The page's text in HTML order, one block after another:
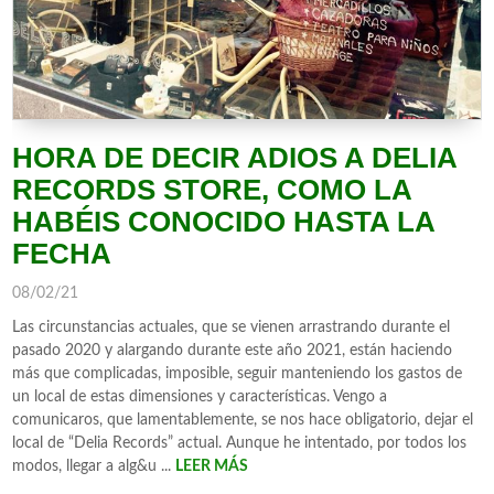
HORA DE DECIR ADIOS A DELIA
RECORDS STORE, COMO LA
HABÉIS CONOCIDO HASTA LA
FECHA
08/02/21
Las circunstancias actuales, que se vienen arrastrando durante el
pasado 2020 y alargando durante este año 2021, están haciendo
más que complicadas, imposible, seguir manteniendo los gastos de
un local de estas dimensiones y características. Vengo a
comunicaros, que lamentablemente, se nos hace obligatorio, dejar el
local de “Delia Records” actual. Aunque he intentado, por todos los
modos, llegar a alg&u ... LEER MÁS